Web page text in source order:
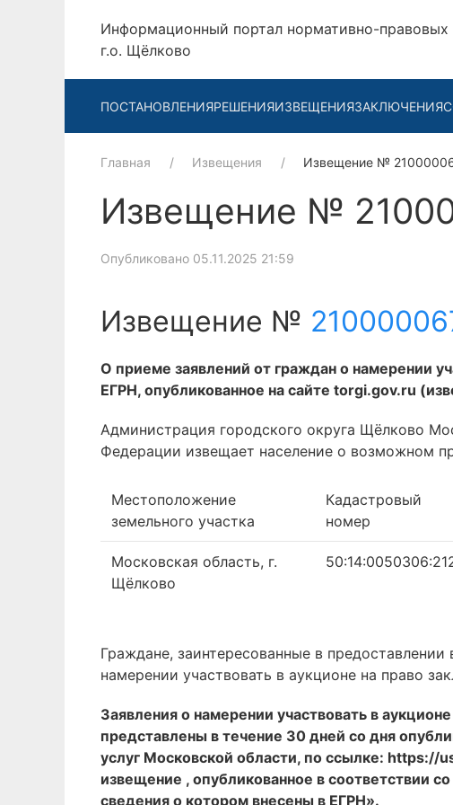
Информационный портал нормативно-правовых
г.о. Щёлково
ПОСТАНОВЛЕНИЯРЕШЕНИЯИЗВЕЩЕНИЯЗАКЛЮЧЕНИЯ
Главная Извещения Извещение №
Извещение №
Опубликовано 05.11.2025 21:59
Извещение №
О приеме заявлений от граждан о намерении
ЕГРН, опубликованное на сайте torgi.gov.ru
Администрация городского округа Щёлково
Федерации извещает население о возможном
Местоположение
земельного участка
Кадастровый
номер
Московская область, г.
Щёлково
Граждане, заинтересованные в
намерении участвовать в аукционе на право
Заявления о намерении участвовать в
представлены в течение 30 дней со дня
услуг Московской области, по ссылке:
извещение , опубликованное в соответствии
сведения о котором внесены в ЕГРН».